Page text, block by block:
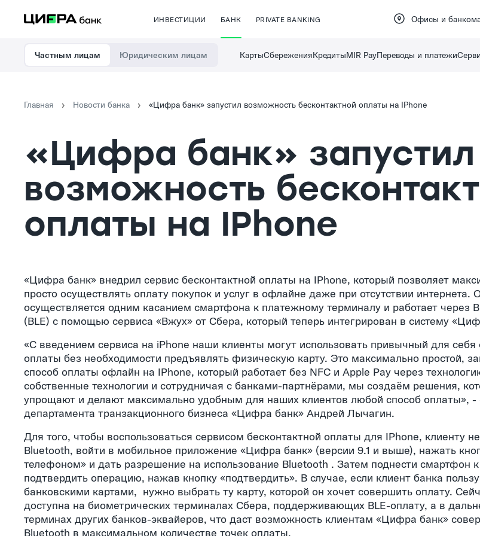
ИНВЕСТИЦИИ БАНК PRIVATE BANKING Офисы и
Частным лицам Юридическим лицам КартыСбереженияКредитыMIR PayПереводы и платежи
Главная Новости банка «Цифра банк» запустил возможность бесконтактной̆ оплаты на IPhone
«Цифра банк» запустил
возможность
оплаты на IPhone
«Цифра банк» внедрил сервис бесконтактной̆ оплаты на IPhone, который позволяет
просто осуществлять оплату покупок и услуг в офлайне даже при отсутствии интернета.
осуществляется одним касанием смартфона к платежному терминалу и работает через
(BLE) с помощью сервиса «Вжух» от Сбера, который теперь интегрирован в систему
«С введением сервиса на iPhone наши клиенты могут использовать привычный для себя
оплаты без необходимости предъявлять физическую карту. Это максимально простой,
способ оплаты офлайн на IPhone, который работает без NFC и Apple Pay через
собственные технологии и сотрудничая с банками-партнёрами, мы создаём решения,
упрощают и делают максимально удобным для наших клиентов любой способ оплаты», -
департамента транзакционного бизнеса «Цифра банк» Андрей Лычагин.
Для того, чтобы воспользоваться сервисом бесконтактной̆ оплаты для IPhone, клиенту
Bluetooth, войти в мобильное приложение «Цифра банк» (версии 9.1 и выше), нажать
телефоном» и дать разрешение на использование Bluetooth . Затем поднести смартфон
подтвердить операцию, нажав кнопку «подтвердить». В случае, если клиент банка
банковскими картами, нужно выбрать ту карту, которой он хочет совершить оплату.
доступна на биометрических терминалах Сбера, поддерживающих BLE-оплату, а в
терминах других банков-эквайеров, что даст возможность клиентам «Цифра банк»
Bluetooth в максимальном количестве точек оплаты.